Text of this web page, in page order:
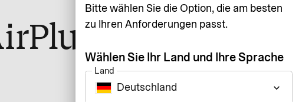
Bitte wählen Sie die Option, die am besten
zu Ihren Anforderungen passt.
Wählen Sie Ihr Land und Ihre Sprache
Land
Deutschland keyboard_arrow_down